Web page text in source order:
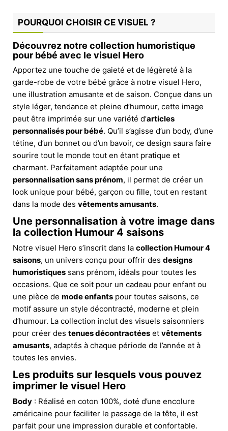
POURQUOI CHOISIR CE VISUEL ?
Découvrez notre collection humoristique
pour bébé avec le visuel Hero
Apportez une touche de gaieté et de légèreté à la
garde-robe de votre bébé grâce à notre visuel Hero,
une illustration amusante et de saison. Conçue dans un
style léger, tendance et pleine d’humour, cette image
peut être imprimée sur une variété d’articles
personnalisés pour bébé. Qu’il s’agisse d’un body, d’une
tétine, d’un bonnet ou d’un bavoir, ce design saura faire
sourire tout le monde tout en étant pratique et
charmant. Parfaitement adaptée pour une
personnalisation sans prénom, il permet de créer un
look unique pour bébé, garçon ou fille, tout en restant
dans la mode des vêtements amusants.
Une personnalisation à votre image dans
la collection Humour 4 saisons
Notre visuel Hero s’inscrit dans la collection Humour 4
saisons, un univers conçu pour offrir des designs
humoristiques sans prénom, idéals pour toutes les
occasions. Que ce soit pour un cadeau pour enfant ou
une pièce de mode enfants pour toutes saisons, ce
motif assure un style décontracté, moderne et plein
d’humour. La collection inclut des visuels saisonniers
pour créer des tenues décontractées et vêtements
amusants, adaptés à chaque période de l’année et à
toutes les envies.
Les produits sur lesquels vous pouvez
imprimer le visuel Hero
Body : Réalisé en coton 100%, doté d’une encolure
américaine pour faciliter le passage de la tête, il est
parfait pour une impression durable et confortable.